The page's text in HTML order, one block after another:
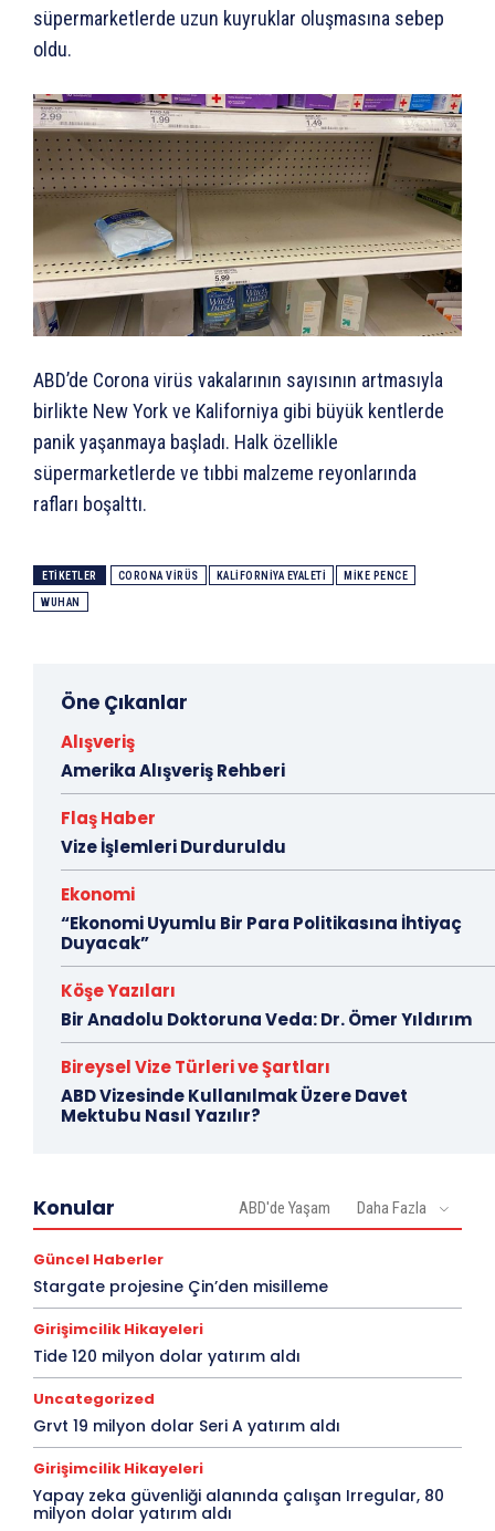
süpermarketlerde uzun kuyruklar oluşmasına sebep
oldu.
ABD’de Corona virüs vakalarının sayısının artmasıyla
birlikte New York ve Kaliforniya gibi büyük kentlerde
panik yaşanmaya başladı. Halk özellikle
süpermarketlerde ve tıbbi malzeme reyonlarında
rafları boşalttı.
ETIKETLER CORONA VIRÜS KALIFORNIYA EYALETI MIKE PENCE
WUHAN
Öne Çıkanlar
Alışveriş
Amerika Alışveriş Rehberi
Flaş Haber
Vize İşlemleri Durduruldu
Ekonomi
“Ekonomi Uyumlu Bir Para Politikasına İhtiyaç
Duyacak”
Köşe Yazıları
Bir Anadolu Doktoruna Veda: Dr. Ömer Yıldırım
Bireysel Vize Türleri ve Şartları
ABD Vizesinde Kullanılmak Üzere Davet
Mektubu Nasıl Yazılır?
Konular ABD'de Yaşam Daha Fazla
Güncel Haberler
Stargate projesine Çin’den misilleme
Girişimcilik Hikayeleri
Tide 120 milyon dolar yatırım aldı
Uncategorized
Grvt 19 milyon dolar Seri A yatırım aldı
Girişimcilik Hikayeleri
Yapay zeka güvenliği alanında çalışan Irregular, 80
milyon dolar yatırım aldı